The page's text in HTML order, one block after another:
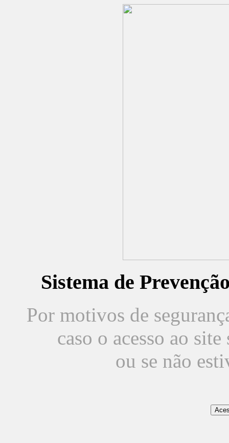
Sistema de
Por motivos de
caso o acesso ao
ou se não